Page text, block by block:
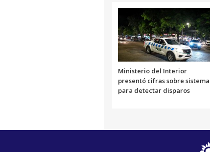
Ministerio del Interior
presentó cifras sobre sistema
para detectar disparos